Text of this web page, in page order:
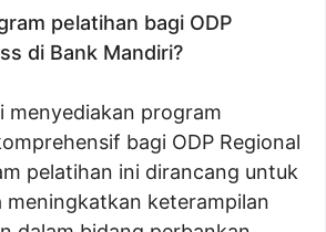
pelatihan bagi ODP
di Bank Mandiri?
menyediakan program
bagi ODP Regional
pelatihan ini dirancang untuk
meningkatkan keterampilan